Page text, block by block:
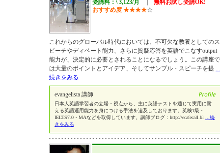
受講料：\ 3,123/月
無料お試し受講OK!
おすすめ度 ★★★★☆
これからのグローバル時代においては、不可欠な教養としてのス
ピーチやディベート能力、さらに質疑応答を英語でこなすoutput
能力が、決定的に必要とされることになるでしょう。この講座で
は大量のポイントとアイデア、そしてサンプル・スピーチを提 ...
続きをみる
evangelista 講師
日本人英語学習者の立場・視点から、主に英語テストを通じて実用に耐
える英語運用能力を身につける手法を追及しております。英検1級・
IELTS7.0・MAなどを取得しています。講師ブログ：http://ecafecall.bl
...続
きをみる